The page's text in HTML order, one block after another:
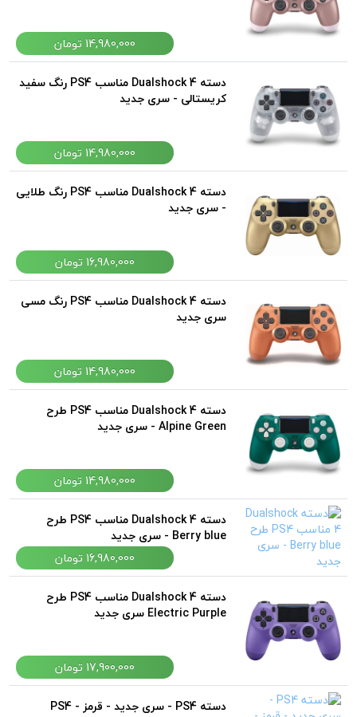
14,980,000 تومان
دسته Dualshock 4 مناسب PS4 رنگ سفید
کریستالی - سری جدید
14,980,000 تومان
دسته Dualshock 4 مناسب PS4 رنگ طلایی
- سری جدید
16,980,000 تومان
دسته Dualshock 4 مناسب PS4 رنگ مسی
سری جدید
14,980,000 تومان
دسته Dualshock 4 مناسب PS4 طرح
Alpine Green - سری جدید
14,980,000 تومان
دسته Dualshock 4 مناسب PS4 طرح
Berry blue - سری جدید
16,980,000 تومان
دسته Dualshock 4 مناسب PS4 طرح
Electric Purple سری جدید
17,900,000 تومان
دسته PS4 - سری جدید - قرمز - PS4